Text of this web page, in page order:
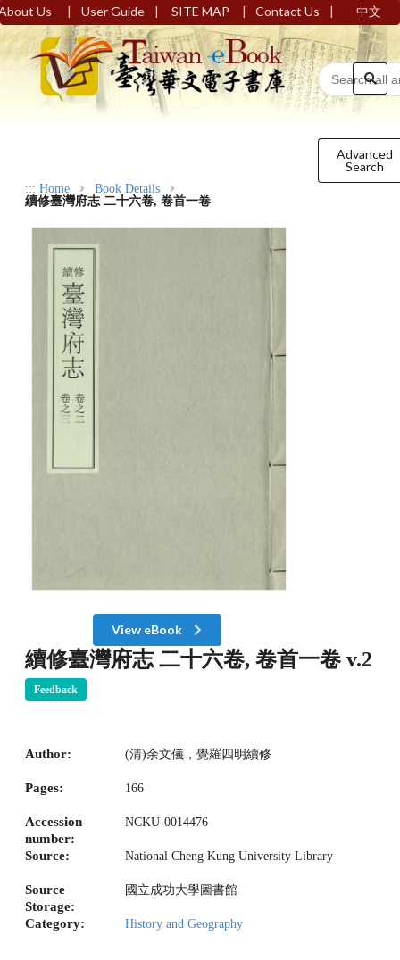
Us | User Guide | SITE MAP | Contact Us | 中文
Advanced
Search
::: Home
Book Details
續修臺灣府志 二十六卷, 卷首一卷
View eBook
續修臺灣府志 二十六卷, 卷首一卷 v.2
Feedback
Author: (清)余文儀，覺羅四明續修
Pages: 166
Accession
number:
NCKU-0014476
Source: National Cheng Kung University Library
Source
Storage:
國立成功大學圖書館
Category: History and Geography